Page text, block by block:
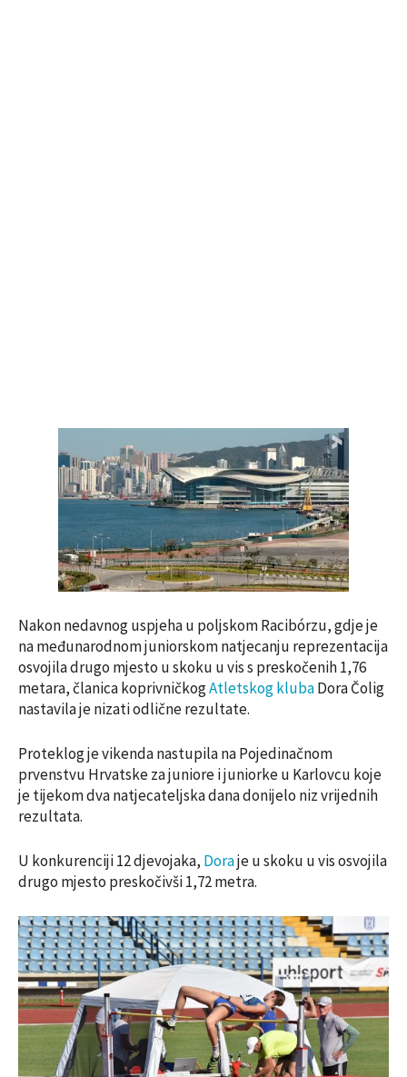
Nakon nedavnog uspjeha u poljskom Racibórzu, gdje je
na međunarodnom juniorskom natjecanju reprezentacija
osvojila drugo mjesto u skoku u vis s preskočenih 1,76
metara, članica koprivničkogAtletskog klubaDora Čolig
nastavila je nizati odlične rezultate.
Proteklog je vikenda nastupila na Pojedinačnom
prvenstvu Hrvatske za juniore i juniorke u Karlovcu koje
je tijekom dva natjecateljska dana donijelo niz vrijednih
rezultata.
U konkurenciji 12 djevojaka, Doraje u skoku u vis osvojila
drugo mjesto preskočivši 1,72 metra.